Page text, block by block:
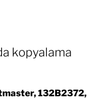
kopyalama
132B2372,